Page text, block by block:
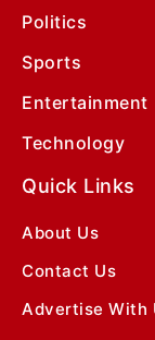
Politics
Sports
Entertainment
Technology
Quick Links
About Us
Contact Us
Advertise With